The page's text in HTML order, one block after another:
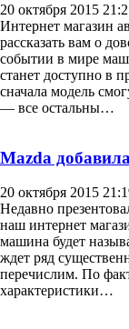
20 октября 2015
Интернет магазин
рассказать вам о
событии в мире
станет доступно в
сначала модель
— все остальны…
Mazda
20 октября 2015
Недавно
наш интернет
машина будет
ждет ряд
перечислим. По
характеристики…